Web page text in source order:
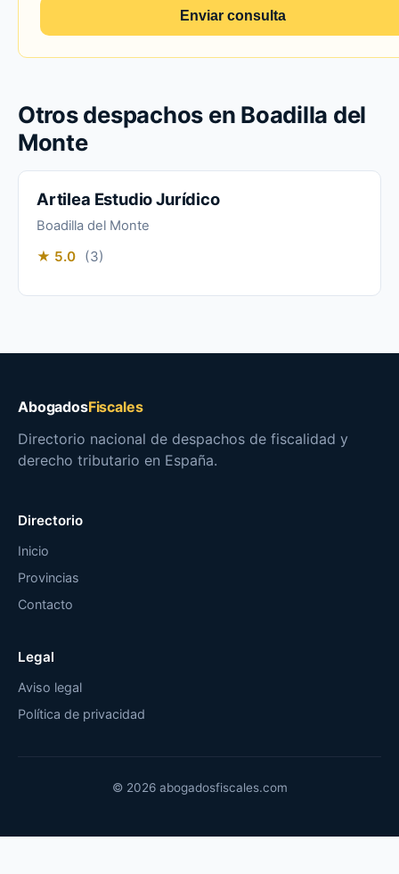
Enviar consulta
Otros despachos en Boadilla del
Monte
Artilea Estudio Jurídico
Boadilla del Monte
★ 5.0 (3)
AbogadosFiscales
Directorio nacional de despachos de fiscalidad y
derecho tributario en España.
Directorio
Inicio
Provincias
Contacto
Legal
Aviso legal
Política de privacidad
© 2026 abogadosfiscales.com